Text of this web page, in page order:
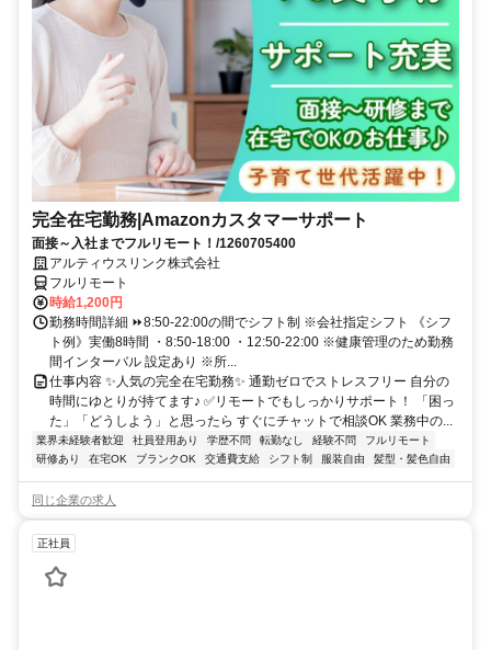
完全在宅勤務|Amazonカスタマーサポート
面接～入社までフルリモート！/1260705400
アルティウスリンク株式会社
フルリモート
時給1,200円
勤務時間詳細 ⏩8:50-22:00の間でシフト制 ※会社指定シフト 《シフ
ト例》実働8時間 ・8:50-18:00 ・12:50-22:00 ※健康管理のため勤務
間インターバル 設定あり ※所...
仕事内容 ✨人気の完全在宅勤務✨ 通勤ゼロでストレスフリー 自分の
時間にゆとりが持てます♪ ✅リモートでもしっかりサポート！ 「困っ
た」「どうしよう」と思ったら すぐにチャットで相談OK 業務中の...
業界未経験者歓迎 社員登用あり 学歴不問 転勤なし 経験不問
フルリモート
研修あり
在宅OK ブランクOK 交通費支給 シフト制 服装自由 髪型・髪色自由
同じ企業の求人
正社員